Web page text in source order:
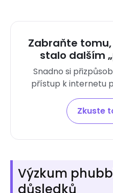
Zabraňte
stalo dalším
Snadno si
přístup k internetu
Zkuste
Výzkum
důsledků